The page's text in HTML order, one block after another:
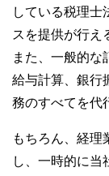
している税理士
スを提供が行え
また、一般的な
給与計算、銀行
務のすべてを代
もちろん、経理
し、一時的に当